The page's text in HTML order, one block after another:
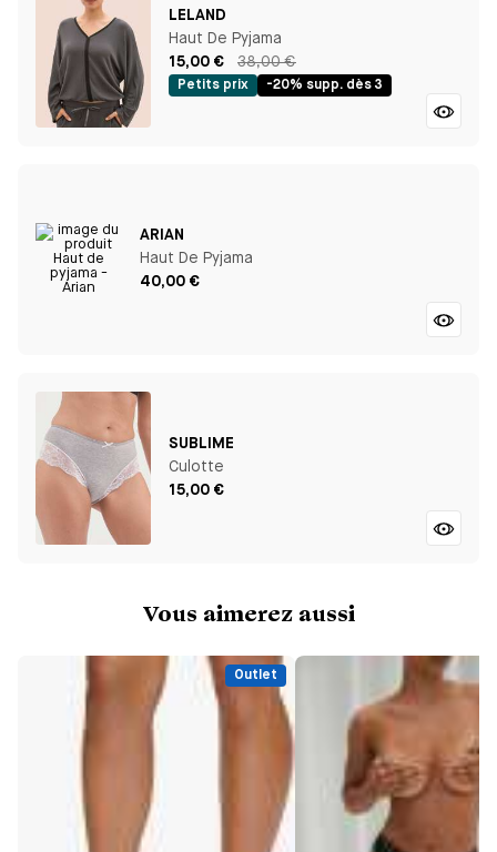
LELAND
Haut De Pyjama
15,00 €
38,00 €
Petits prix -20% supp. dès 3
ARIAN
Haut De Pyjama
40,00 €
SUBLIME
Culotte
15,00 €
Vous aimerez aussi
Outlet